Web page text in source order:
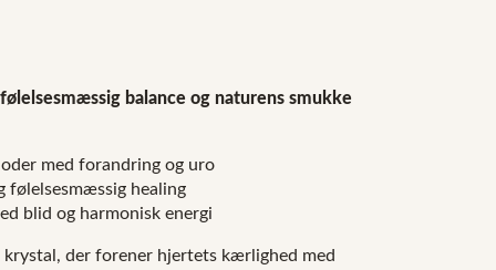
balance og naturens smukke
med forandring og uro
følelsesmæssig healing
blid og harmonisk energi
der forener hjertets kærlighed med